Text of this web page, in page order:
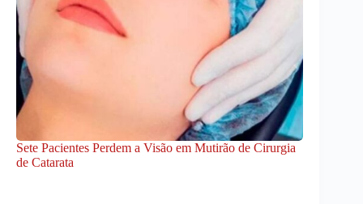
Sete Pacientes Perdem a Visão em Mutirão de Cirurgia
de Catarata